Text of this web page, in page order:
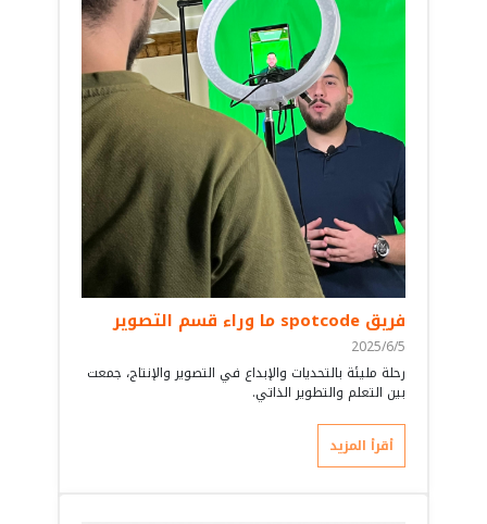
فريق spotcode ما وراء قسم التصوير
2025/6/5
رحلة مليئة بالتحديات والإبداع في التصوير والإنتاج، جمعت
بين التعلم والتطوير الذاتي.
أقرأ المزيد